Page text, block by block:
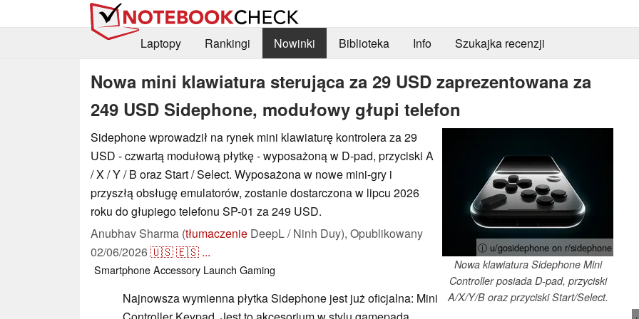
Laptopy Rankingi Nowinki Biblioteka Info Szukajka recenzji
Nowa mini klawiatura sterująca za 29 USD zaprezentowana za
249 USD Sidephone, modułowy głupi telefon
ⓘ u/gosidephone on r/sidephone
Nowa klawiatura Sidephone Mini
Controller posiada D-pad, przyciski
A/X/Y/B oraz przyciski Start/Select.
Sidephone wprowadził na rynek mini klawiaturę kontrolera za 29
USD - czwartą modułową płytkę - wyposażoną w D-pad, przyciski A
/ X / Y / B oraz Start / Select. Wyposażona w nowe mini-gry i
przyszłą obsługę emulatorów, zostanie dostarczona w lipcu 2026
roku do głupiego telefonu SP-01 za 249 USD.
Anubhav Sharma (tłumaczenie DeepL / Ninh Duy), Opublikowany
02/06/2026🇺🇸🇪🇸 ...
SmartphoneAccessory Launch Gaming
Najnowsza wymienna płytka Sidephone jest już oficjalna: Mini